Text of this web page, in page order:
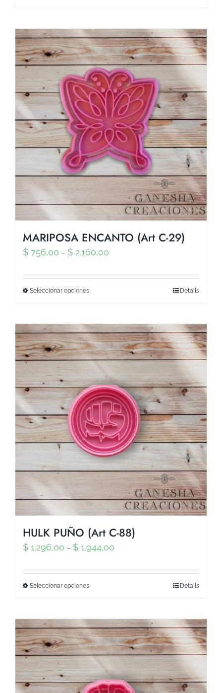
MARIPOSA ENCANTO (Art C-29)
$ 756,00 – $ 2.160,00
Seleccionar opciones Details
HULK PUÑO (Art C-88)
$ 1.296,00 – $ 1.944,00
Seleccionar opciones Details